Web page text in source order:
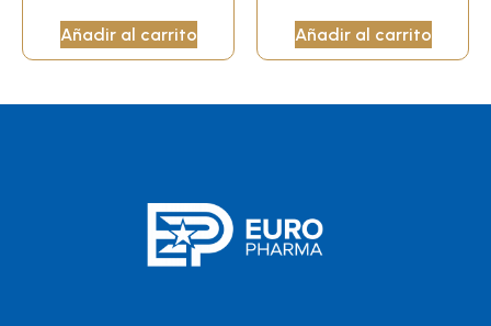
Añadir al carrito Añadir al carrito